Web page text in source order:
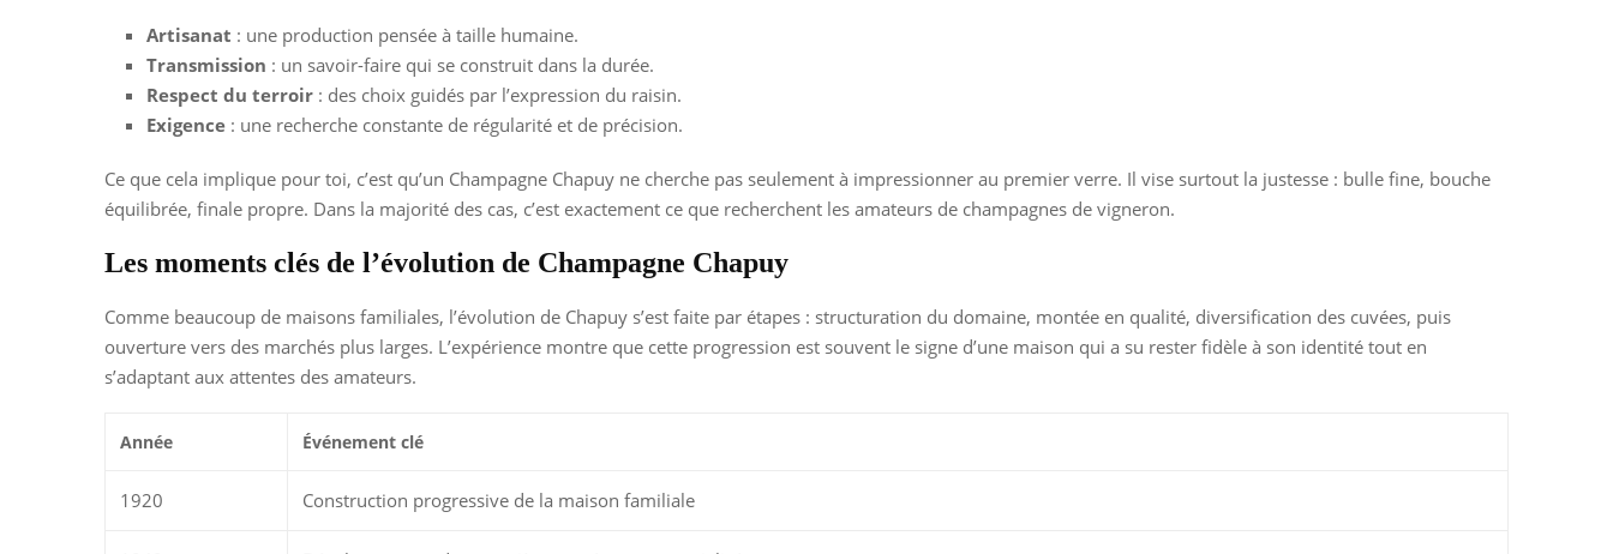
Artisanat : une production pensée à taille humaine.
Transmission : un savoir-faire qui se construit dans la durée.
Respect du terroir : des choix guidés par l’expression du raisin.
Exigence : une recherche constante de régularité et de précision.
Ce que cela implique pour toi, c’est qu’un Champagne Chapuy ne cherche pas seulement à impressionner au premier verre. Il vise surtout la justesse : bulle fine, bouche
équilibrée, finale propre. Dans la majorité des cas, c’est exactement ce que recherchent les amateurs de champagnes de vigneron.
Les moments clés de l’évolution de Champagne Chapuy
Comme beaucoup de maisons familiales, l’évolution de Chapuy s’est faite par étapes : structuration du domaine, montée en qualité, diversification des cuvées, puis
ouverture vers des marchés plus larges. L’expérience montre que cette progression est souvent le signe d’une maison qui a su rester fidèle à son identité tout en
s’adaptant aux attentes des amateurs.
Année Événement clé
1920 Construction progressive de la maison familiale